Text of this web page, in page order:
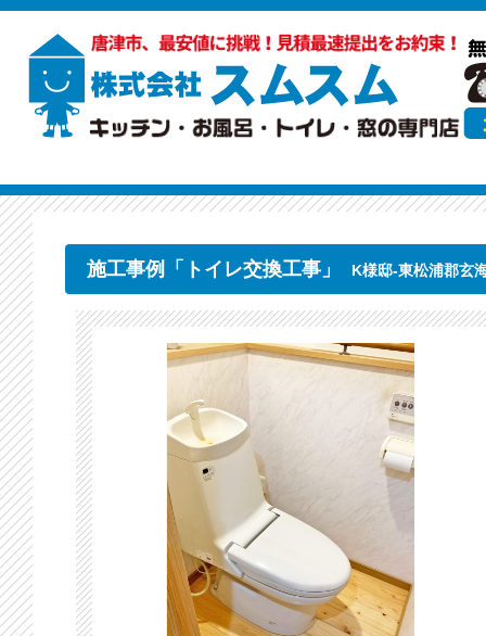
施工事例「トイレ交換工事」 K様邸-東松浦郡玄